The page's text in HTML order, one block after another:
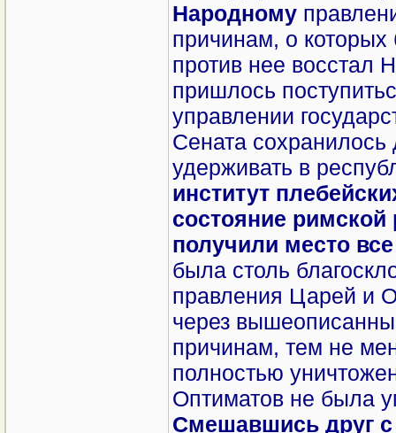
Народному
причинам, о которых
против нее восстал
пришлось
управлении
Сената сохранилось
удерживать в
институт
состояние римской
получили место
была столь
правления Царей и
через
причинам, тем не
полностью
Оптиматов не была
Смешавшись друг с